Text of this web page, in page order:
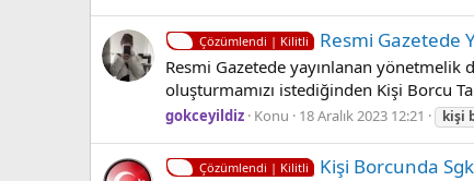
Çözümlendi | Kilitli Resmi Gazetede
Resmi Gazetede yayınlanan
oluşturmamızı istediğinden Kişi Borcu
gokceyildiz Konu 18 Aralık 2023 12:21 kişi
Çözümlendi | Kilitli Kişi Borcunda